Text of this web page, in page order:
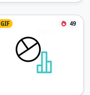
GIF 49